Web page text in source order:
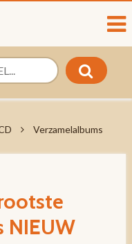
Verzamelalbums
NIEUW